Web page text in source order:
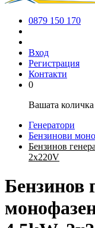
0879 150 170
Вход
Регистрация
Контакти
0
Вашата количка
Генератори
Бензинови
Бензинов
2x220V
Бензинов